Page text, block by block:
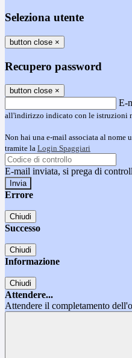
Seleziona utente
button close ×
Recupero password
button close ×
E-
all'indirizzo indicato con le istruzioni
Non hai una e-mail associata al nome
tramite la Login Spaggiari
E-mail inviata, si prega di
Errore
Chiudi
Successo
Chiudi
Informazione
Chiudi
Attendere...
Attendere il completamento